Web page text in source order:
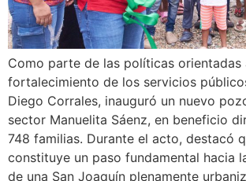
Como parte de las políticas orientadas
fortalecimiento de los servicios
Diego Corrales, inauguró un nuevo
sector Manuelita Sáenz, en beneficio
748 familias. Durante el acto, destacó
constituye un paso fundamental hacia
de una San Joaquín plenamente